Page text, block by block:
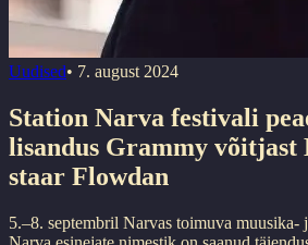
Uudised• 7. august 2024
Station Narva festivali
lisandus Grammy
staar Flowdan
5.–8. septembril Narvas toimuva muusika-